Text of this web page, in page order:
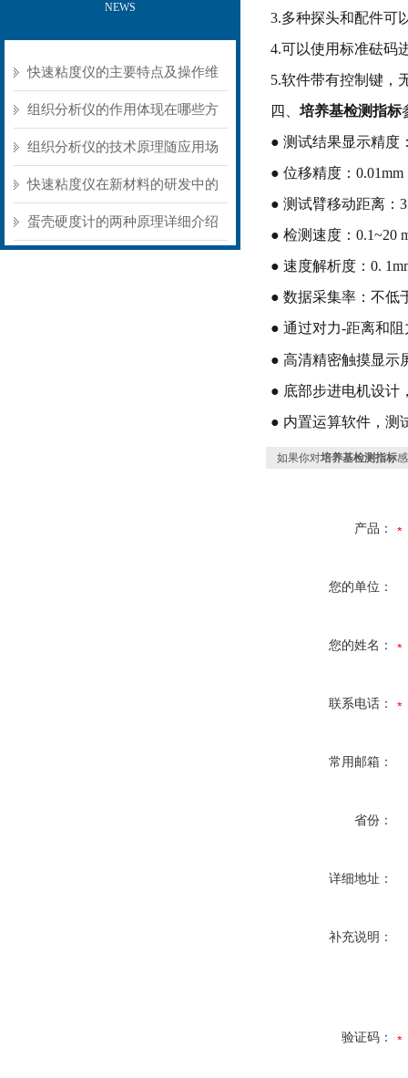
NEWS
快速粘度仪的主要特点及操作维
护方式
组织分析仪的作用体现在哪些方
面？
组织分析仪的技术原理随应用场
景不同存在明显差异
快速粘度仪在新材料的研发中的
应用
蛋壳硬度计的两种原理详细介绍
3.多种探头和配件可
4.可以使用标准砝码
5.软件带有控制键，
四、 培养基检测指标
● 测试结果显示精度
● 位移精度：0.01mm
● 测试臂移动距离：
● 检测速度：0.1~20
● 速度解析度：0.
● 数据采集率：不低
● 通过对力-距离和
● 高清精密触摸显示
● 底部步进电机设计
● 内置运算软件，测
如果你对培养基检测指标
产品：
您的单位：
您的姓名：
联系电话：
常用邮箱：
省份：
详细地址：
补充说明：
验证码：